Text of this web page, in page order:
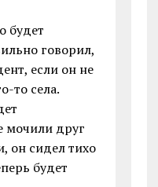
будет
говорил,
если он не
то села.
мочили друг
он сидел тихо
будет